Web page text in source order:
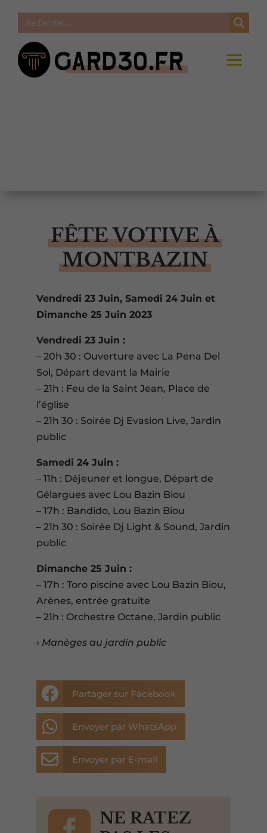
FÊTE VOTIVE À
MONTBAZIN
Vendredi 23 Juin, Samedi 24 Juin et
Dimanche 25 Juin 2023
Vendredi 23 Juin :
– 20h 30 : Ouverture avec La Pena Del
Sol, Départ devant la Mairie
– 21h : Feu de la Saint Jean, Place de
l’église
– 21h 30 : Soirée Dj Evasion Live, Jardin
public
Samedi 24 Juin :
– 11h : Déjeuner et longue, Départ de
Gélargues avec Lou Bazin Biou
– 17h : Bandido, Lou Bazin Biou
– 21h 30 : Soirée Dj Light & Sound, Jardin
public
Dimanche 25 Juin :
– 17h : Toro piscine avec Lou Bazin Biou,
Arènes, entrée gratuite
– 21h : Orchestre Octane, Jardin public
› Manèges au jardin public
 Partager sur Facebook
 Envoyer par WhatsApp
 Envoyer par E-mail
NE RATEZ